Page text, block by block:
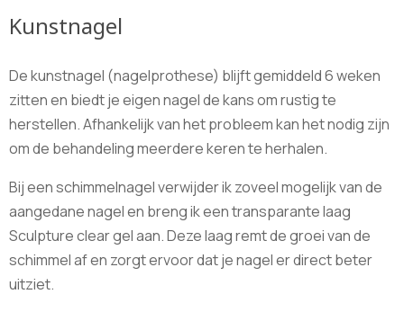
Kunstnagel
De kunstnagel (nagelprothese) blijft gemiddeld 6 weken
zitten en biedt je eigen nagel de kans om rustig te
herstellen. Afhankelijk van het probleem kan het nodig zijn
om de behandeling meerdere keren te herhalen.
Bij een schimmelnagel verwijder ik zoveel mogelijk van de
aangedane nagel en breng ik een transparante laag
Sculpture clear gel aan. Deze laag remt de groei van de
schimmel af en zorgt ervoor dat je nagel er direct beter
uitziet.